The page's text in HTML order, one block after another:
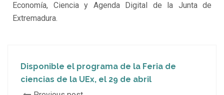
Economía, Ciencia y Agenda Digital de la Junta de
Extremadura.
Disponible el programa de la Feria de
ciencias de la UEx, el 29 de abril